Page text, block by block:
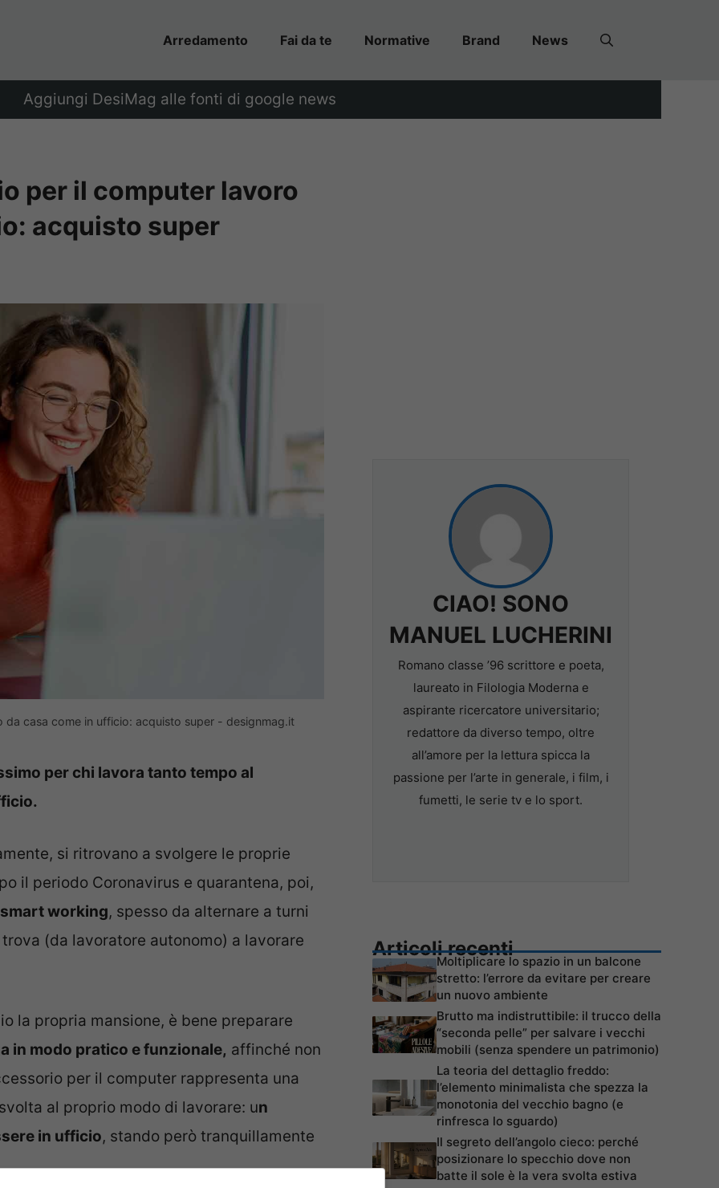
Arredamento Fai da te Normative Brand News
Aggiungi DesiMag alle fonti di google news
per il computer lavoro
acquisto super
casa come in ufficio: acquisto super - designmag.it
per chi lavora tanto tempo al
si ritrovano a svolgere le proprie
il periodo Coronavirus e quarantena, poi,
working, spesso da alternare a turni
(da lavoratore autonomo) a lavorare
la propria mansione, è bene preparare
in modo pratico e funzionale, affinché non
per il computer rappresenta una
al proprio modo di lavorare: un
in ufficio, stando però tranquillamente
CIAO! SONO
MANUEL LUCHERINI
Romano classe ’96 scrittore e poeta,
laureato in Filologia Moderna e
aspirante ricercatore universitario;
redattore da diverso tempo, oltre
all’amore per la lettura spicca la
passione per l’arte in generale, i film, i
fumetti, le serie tv e lo sport.
Articoli recenti
Moltiplicare lo spazio in un balcone
stretto: l’errore da evitare per creare
un nuovo ambiente
Brutto ma indistruttibile: il trucco della
“seconda pelle” per salvare i vecchi
mobili (senza spendere un patrimonio)
La teoria del dettaglio freddo:
l’elemento minimalista che spezza la
monotonia del vecchio bagno (e
rinfresca lo sguardo)
Il segreto dell’angolo cieco: perché
posizionare lo specchio dove non
batte il sole è la vera svolta estiva